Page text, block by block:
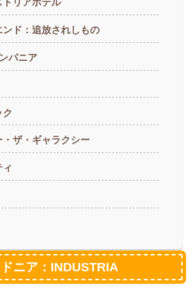
トリアホテル
ンド：追放されしもの
パニア
ク
・ザ・ギャラクシー
ニア：INDUSTRIA